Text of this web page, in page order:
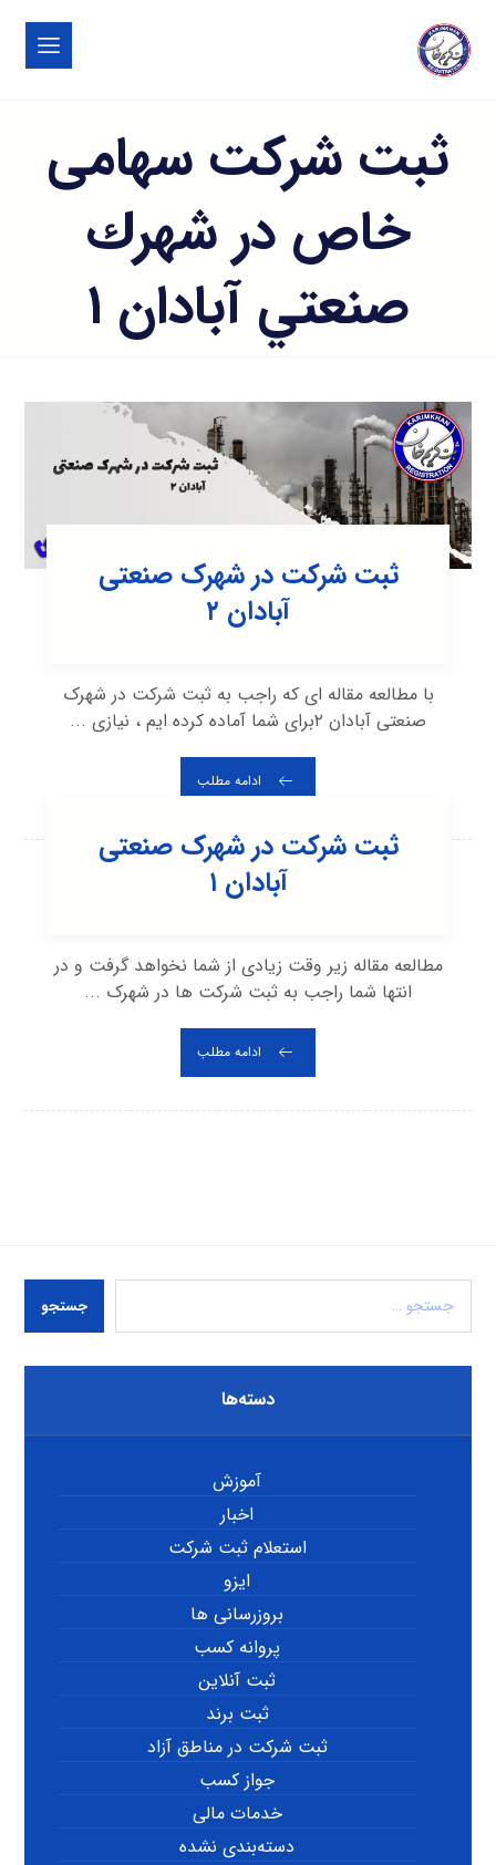
ثبت شرکت سهامی
خاص در شهرك
صنعتي آبادان ۱
ثبت شرکت در شهرک صنعتی
آبادان ۲
با مطالعه مقاله ای که راجب به ثبت شرکت در شهرک
صنعتی آبادان ۲برای شما آماده کرده ایم ، نیازی ...
ادامه مطلب
ثبت شرکت در شهرک صنعتی
آبادان ۱
مطالعه مقاله زیر وقت زیادی از شما نخواهد گرفت و در
انتها شما راجب به ثبت شرکت ها در شهرک ...
ادامه مطلب
جستجو
دسته‌ها
آموزش
اخبار
استعلام ثبت شرکت
ایزو
بروزرسانی ها
پروانه کسب
ثبت آنلاین
ثبت برند
ثبت شرکت در مناطق آزاد
جواز کسب
خدمات مالی
دسته‌بندی نشده